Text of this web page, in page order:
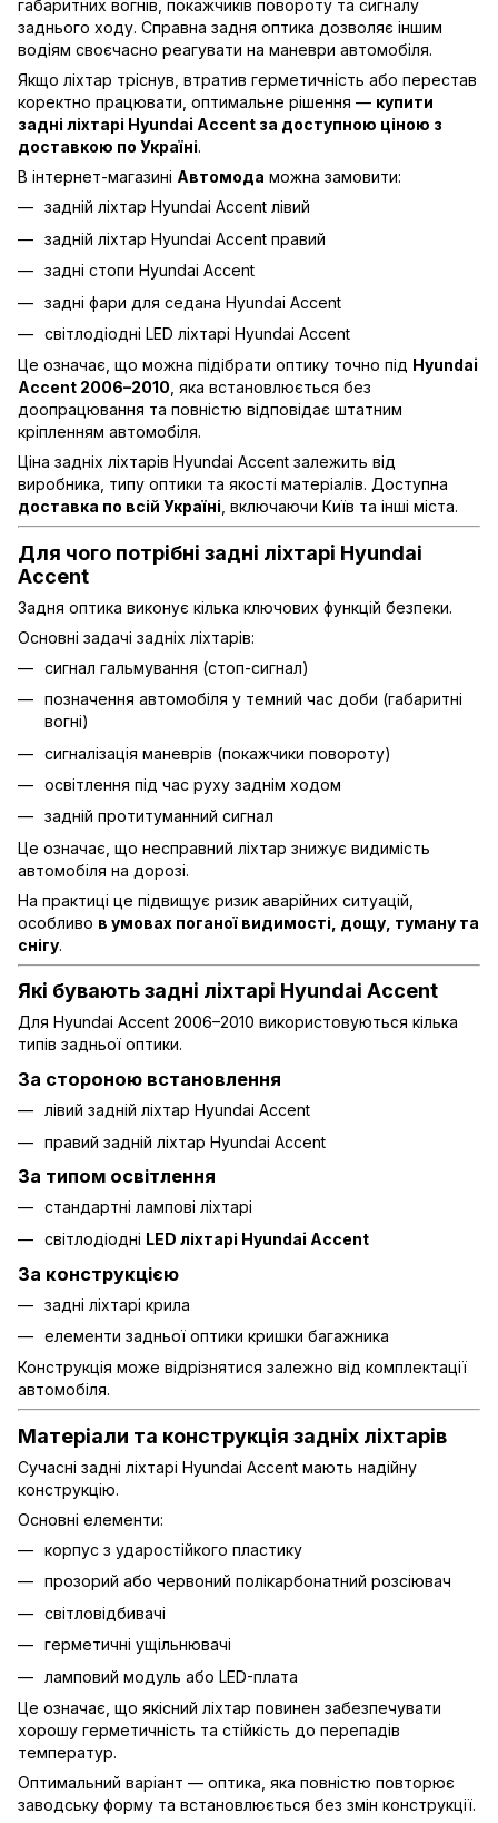
габаритних вогнів, покажчиків повороту та сигналу
заднього ходу. Справна задня оптика дозволяє іншим
водіям своєчасно реагувати на маневри автомобіля.
Якщо ліхтар тріснув, втратив герметичність або перестав
коректно працювати, оптимальне рішення — купити
задні ліхтарі Hyundai Accent за доступною ціною з
доставкою по Україні.
В інтернет-магазині Автомода можна замовити:
задній ліхтар Hyundai Accent лівий
задній ліхтар Hyundai Accent правий
задні стопи Hyundai Accent
задні фари для седана Hyundai Accent
світлодіодні LED ліхтарі Hyundai Accent
Це означає, що можна підібрати оптику точно під Hyundai
Accent 2006–2010 , яка встановлюється без
доопрацювання та повністю відповідає штатним
кріпленням автомобіля.
Ціна задніх ліхтарів Hyundai Accent залежить від
виробника, типу оптики та якості матеріалів. Доступна
доставка по всій Україні , включаючи Київ та інші міста.
Для чого потрібні задні ліхтарі Hyundai
Accent
Задня оптика виконує кілька ключових функцій безпеки.
Основні задачі задніх ліхтарів:
сигнал гальмування (стоп-сигнал)
позначення автомобіля у темний час доби (габаритні
вогні)
сигналізація маневрів (покажчики повороту)
освітлення під час руху заднім ходом
задній протитуманний сигнал
Це означає, що несправний ліхтар знижує видимість
автомобіля на дорозі.
На практиці це підвищує ризик аварійних ситуацій,
особливо в умовах поганої видимості, дощу, туману та
снігу.
Які бувають задні ліхтарі Hyundai Accent
Для Hyundai Accent 2006–2010 використовуються кілька
типів задньої оптики.
За стороною встановлення
лівий задній ліхтар Hyundai Accent
правий задній ліхтар Hyundai Accent
За типом освітлення
стандартні лампові ліхтарі
світлодіодні LED ліхтарі Hyundai Accent
За конструкцією
задні ліхтарі крила
елементи задньої оптики кришки багажника
Конструкція може відрізнятися залежно від комплектації
автомобіля.
Матеріали та конструкція задніх ліхтарів
Сучасні задні ліхтарі Hyundai Accent мають надійну
конструкцію.
Основні елементи:
корпус з ударостійкого пластику
прозорий або червоний полікарбонатний розсіювач
світловідбивачі
герметичні ущільнювачі
ламповий модуль або LED-плата
Це означає, що якісний ліхтар повинен забезпечувати
хорошу герметичність та стійкість до перепадів
температур.
Оптимальний варіант — оптика, яка повністю повторює
заводську форму та встановлюється без змін конструкції.